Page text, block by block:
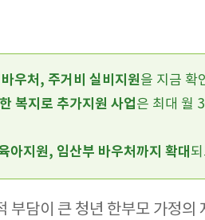
우처, 주거비 실비지원을 지금 확
복지로 추가지원 사업은 최대 월
아지원, 임산부 바우처까지 확대
부담이 큰 청년 한부모 가정의